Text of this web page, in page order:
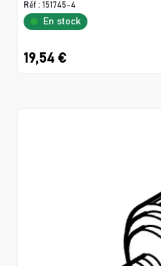
Réf : 151745-4
En stock
19,54 €